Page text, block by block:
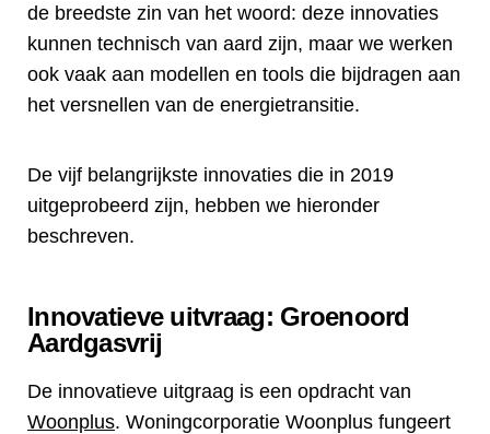
de breedste zin van het woord: deze innovaties
kunnen technisch van aard zijn, maar we werken
ook vaak aan modellen en tools die bijdragen aan
het versnellen van de energietransitie.
De vijf belangrijkste innovaties die in 2019
uitgeprobeerd zijn, hebben we hieronder
beschreven.
Innovatieve uitvraag: Groenoord
Aardgasvrij
De innovatieve uitgraag is een opdracht van
Woonplus. Woningcorporatie Woonplus fungeert